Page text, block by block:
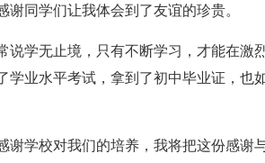
同学们让我体会到了友谊的珍贵。
说学无止境，只有不断学习，才能在激
学业水平考试，拿到了初中毕业证，也
谢学校对我们的培养，我将把这份感谢